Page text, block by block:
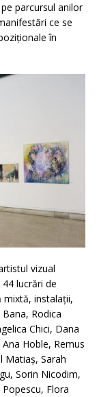
parcursul anilor
ce se
în
vizual
lucrări de
mixtă, instalații,
Rodica
Chici, Dana
Hoble, Remus
Matiaș, Sarah
Sorin Nicodim,
Flora